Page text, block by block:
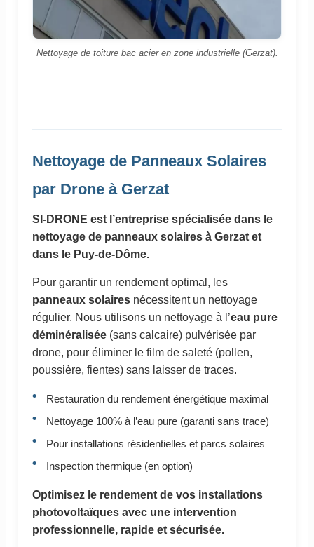
Nettoyage de toiture bac acier en zone industrielle (Gerzat).
Nettoyage de Panneaux Solaires
par Drone à Gerzat
SI-DRONE est l’entreprise spécialisée dans le
nettoyage de panneaux solaires à Gerzat et
dans le Puy-de-Dôme.
Pour garantir un rendement optimal, les
panneaux solairesnécessitent un nettoyage
régulier. Nous utilisons un nettoyage à l’eau pure
déminéralisée(sans calcaire) pulvérisée par
drone, pour éliminer le film de saleté (pollen,
poussière, fientes) sans laisser de traces.
Restauration du rendement énergétique maximal
Nettoyage 100% à l’eau pure (garanti sans trace)
Pour installations résidentielles et parcs solaires
Inspection thermique (en option)
Optimisez le rendement de vos installations
photovoltaïques avec une intervention
professionnelle, rapide et sécurisée.